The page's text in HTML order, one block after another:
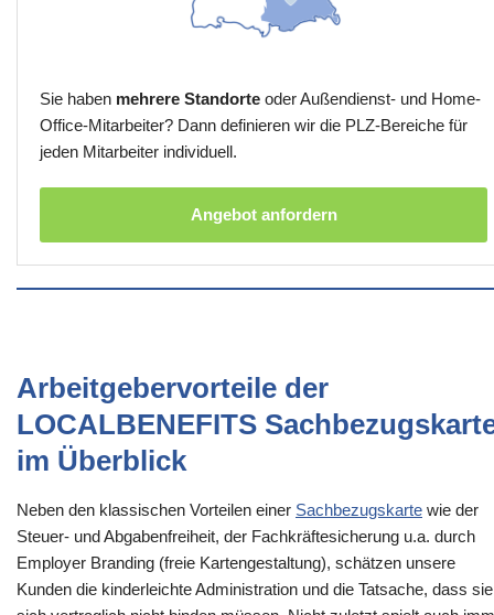
Sie haben mehrere Standorte oder Außendienst- und Home-
Office-Mitarbeiter? Dann definieren wir die PLZ-Bereiche für
jeden Mitarbeiter individuell.
Angebot anfordern
Arbeitgebervorteile der
LOCALBENEFITS
im Überblick
Neben den klassischen Vorteilen einer Sachbezugskarte wie der
Steuer- und Abgabenfreiheit, der Fachkräftesicherung u.a. durch
Employer Branding (freie Kartengestaltung), schätzen unsere
Kunden die kinderleichte Administration und die Tatsache, dass sie